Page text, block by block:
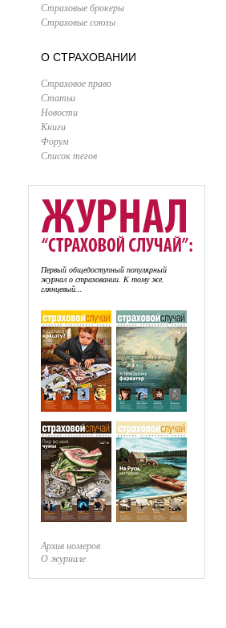
Страховые брокеры
Страховые союзы
О СТРАХОВАНИИ
Страховое право
Статьи
Новости
Книги
Форум
Список тегов
Первый общедоступный популярный
журнал о страховании. К тому же,
глянцевый...
Архив номеров
О журнале